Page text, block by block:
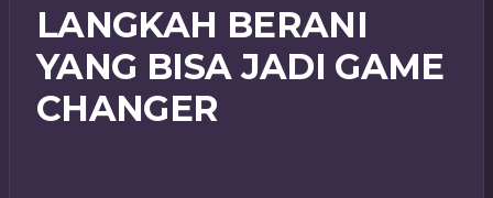
LANGKAH BERANI
YANG BISA JADI GAME
CHANGER